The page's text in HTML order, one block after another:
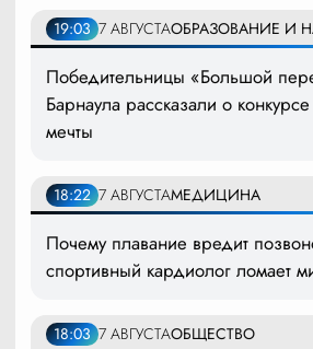
19:03 7 АВГУСТАОБРАЗОВАНИЕ И
Победительницы «Большой
Барнаула рассказали о
мечты
18:22 7 АВГУСТАМЕДИЦИНА
Почему плавание вредит
спортивный кардиолог
18:03 7 АВГУСТАОБЩЕСТВО